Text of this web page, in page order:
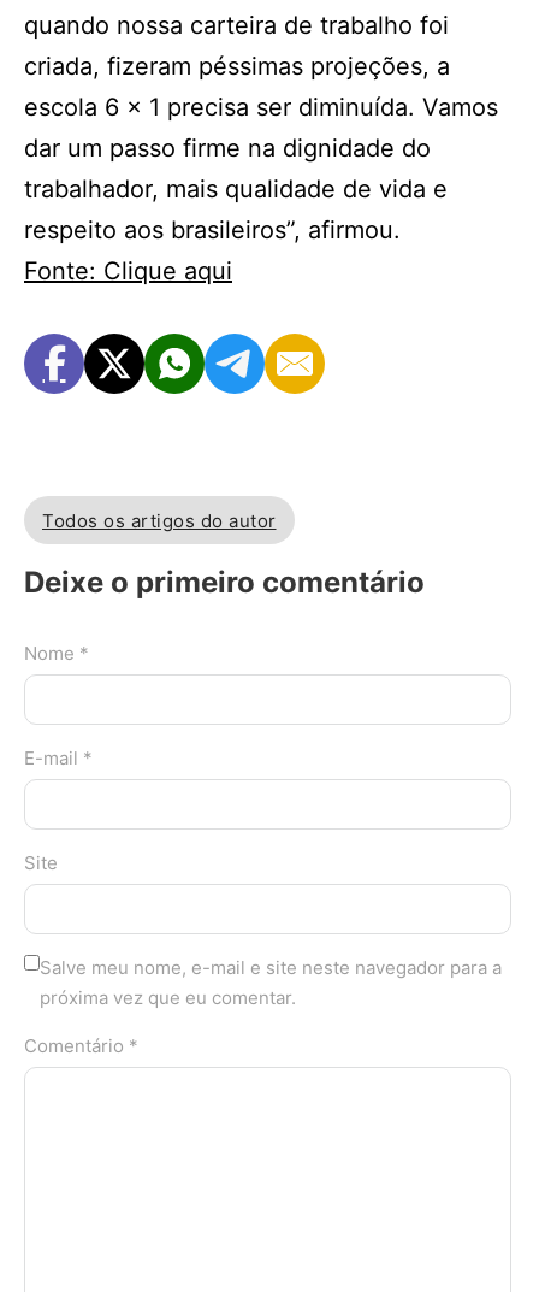
quando nossa carteira de trabalho foi
criada, fizeram péssimas projeções, a
escola 6 x 1 precisa ser diminuída. Vamos
dar um passo firme na dignidade do
trabalhador, mais qualidade de vida e
respeito aos brasileiros”, afirmou.
Fonte: Clique aqui
Todos os artigos do autor
Deixe o primeiro comentário
Nome *
E-mail *
Site
Salve meu nome, e-mail e site neste navegador para a
próxima vez que eu comentar.
Comentário *